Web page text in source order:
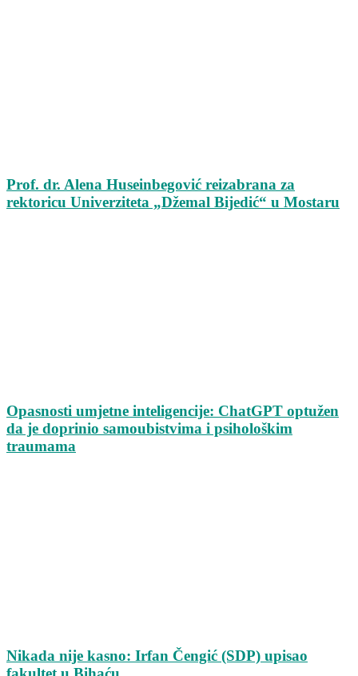
Prof. dr. Alena Huseinbegović reizabrana za
rektoricu Univerziteta „Džemal Bijedić“ u Mostaru
Opasnosti umjetne inteligencije: ChatGPT optužen
da je doprinio samoubistvima i psihološkim
traumama
Nikada nije kasno: Irfan Čengić (SDP) upisao